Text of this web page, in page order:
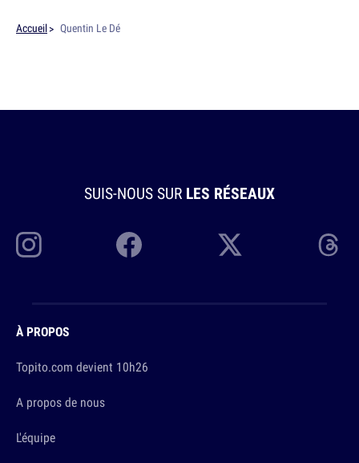
Accueil Quentin Le Dé
SUIS-NOUS SUR LES RÉSEAUX
À PROPOS
Topito.com devient 10h26
A propos de nous
L'équipe